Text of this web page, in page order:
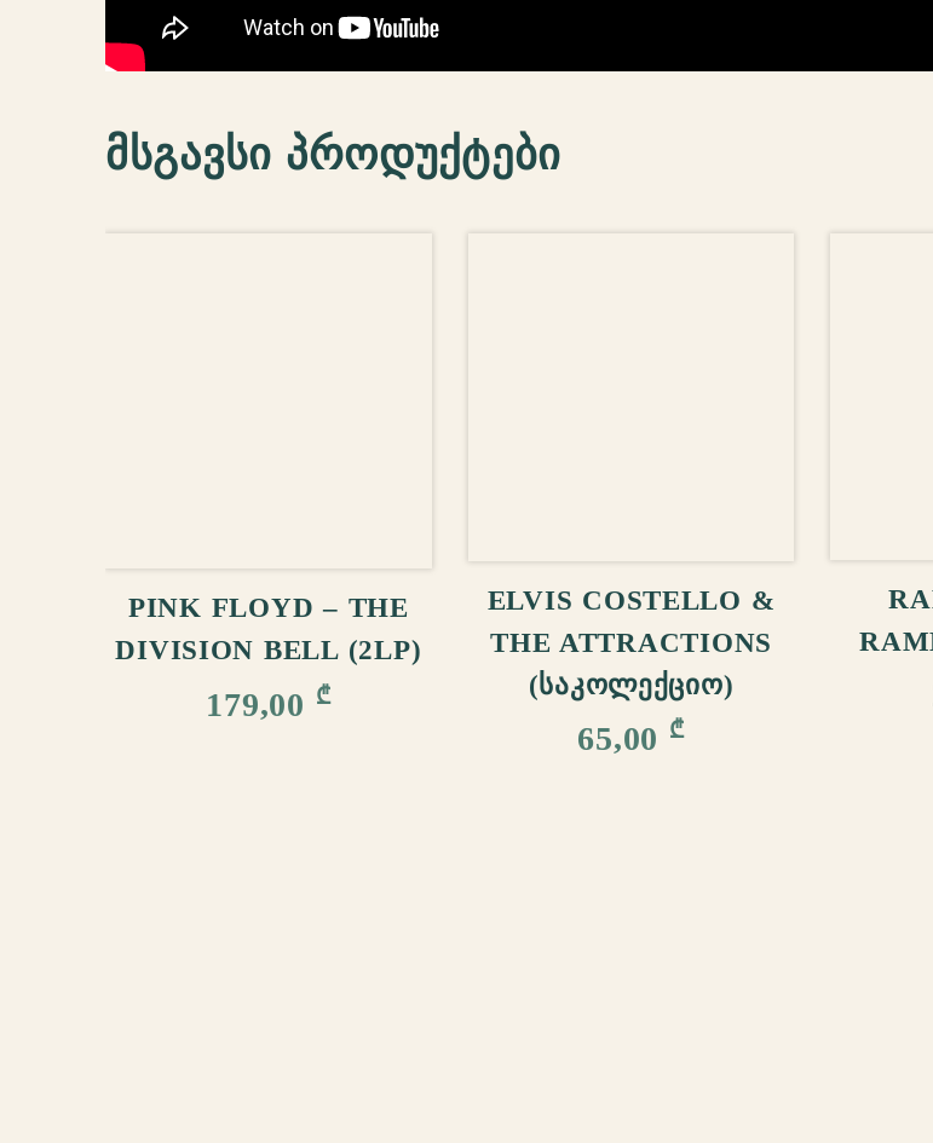
მსგავსი პროდუქტები
PINK FLOYD – THE
DIVISION BELL (2LP)
179,00 ₾
ELVIS COSTELLO &
THE ATTRACTIONS
(ᲡᲐᲙᲝᲚᲔᲥᲪᲘᲝ)
65,00 ₾